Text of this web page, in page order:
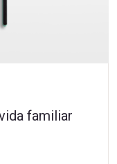
familiar